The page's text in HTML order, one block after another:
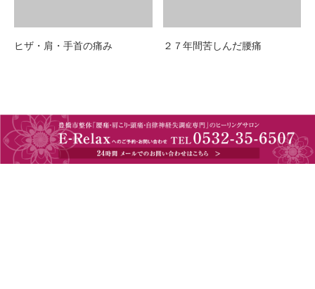
ヒザ・肩・手首の痛み ２７年間苦しんだ腰痛